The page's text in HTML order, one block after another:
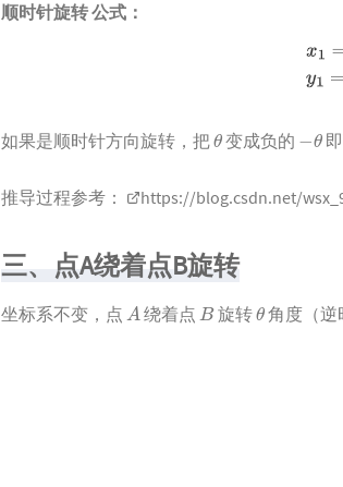
顺时针旋转 公式：
如果是顺时针方向旋转，把 θ变成负的 θ
推导过程参考： https://blog.csdn.net/
三、点A绕着点B旋转
坐标系不变，点 A 绕着点B旋转 θ角度（逆